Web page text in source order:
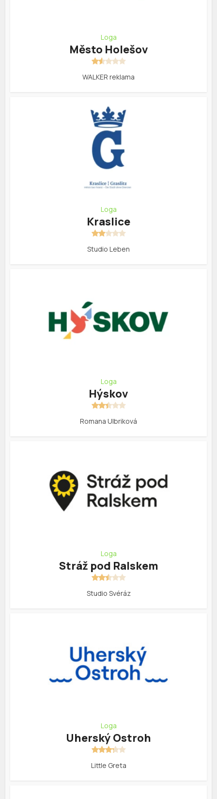
Loga
Město Holešov
WALKER reklama
Loga
Kraslice
Studio Leben
Loga
Hýskov
Romana Ulbriková
Loga
Stráž pod Ralskem
Studio Svéráz
Loga
Uherský Ostroh
Little Greta